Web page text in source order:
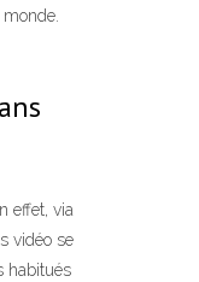
effet, via
vidéo se
habitués